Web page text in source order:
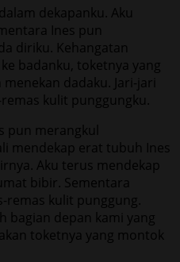
dekapanku. Aku
Ines pun
diriku. Kehangatan
badanku, toketnya yang
dadaku. Jari-jari
kulit punggungku.
pun merangkul
mendekap erat tubuh Ines
Aku terus mendekap
bibir. Sementara
remas kulit punggung.
bagian depan kami yang
toketnya yang montok